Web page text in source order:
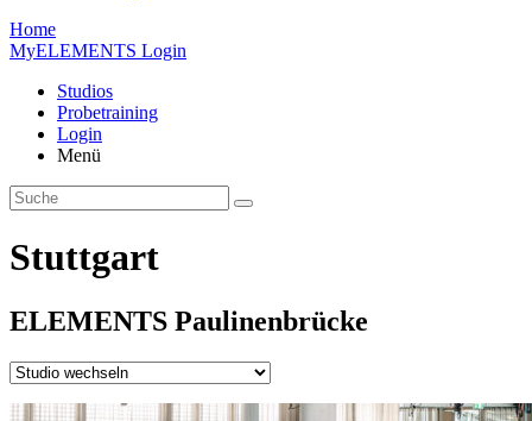
Home
MyELEMENTS Login
Studios
Probe­training
Login
Menü
Stuttgart
ELEMENTS Paulinen­brücke